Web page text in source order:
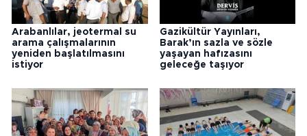
Arabanlılar, jeotermal su
arama çalışmalarının
yeniden başlatılmasını
istiyor
Gazikültür Yayınları,
Barak’ın sazla ve sözle
yaşayan hafızasını
geleceğe taşıyor